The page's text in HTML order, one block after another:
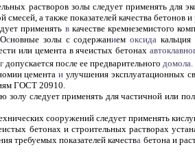
растворов золы следует применять для
а также показателей качества бетонов и
применять в качестве кремнеземистого
сновные золы с содержаниемоксидакальция
или цемента в ячеистых бетонах
допускается после ее предварительного домола.
цементаиулучшения эксплуатационных
ГОСТ 20910.
золу следует применять для частичной или
сооружений следует применять
бетонах и строительных растворах
требуемых показателей качества бетона и